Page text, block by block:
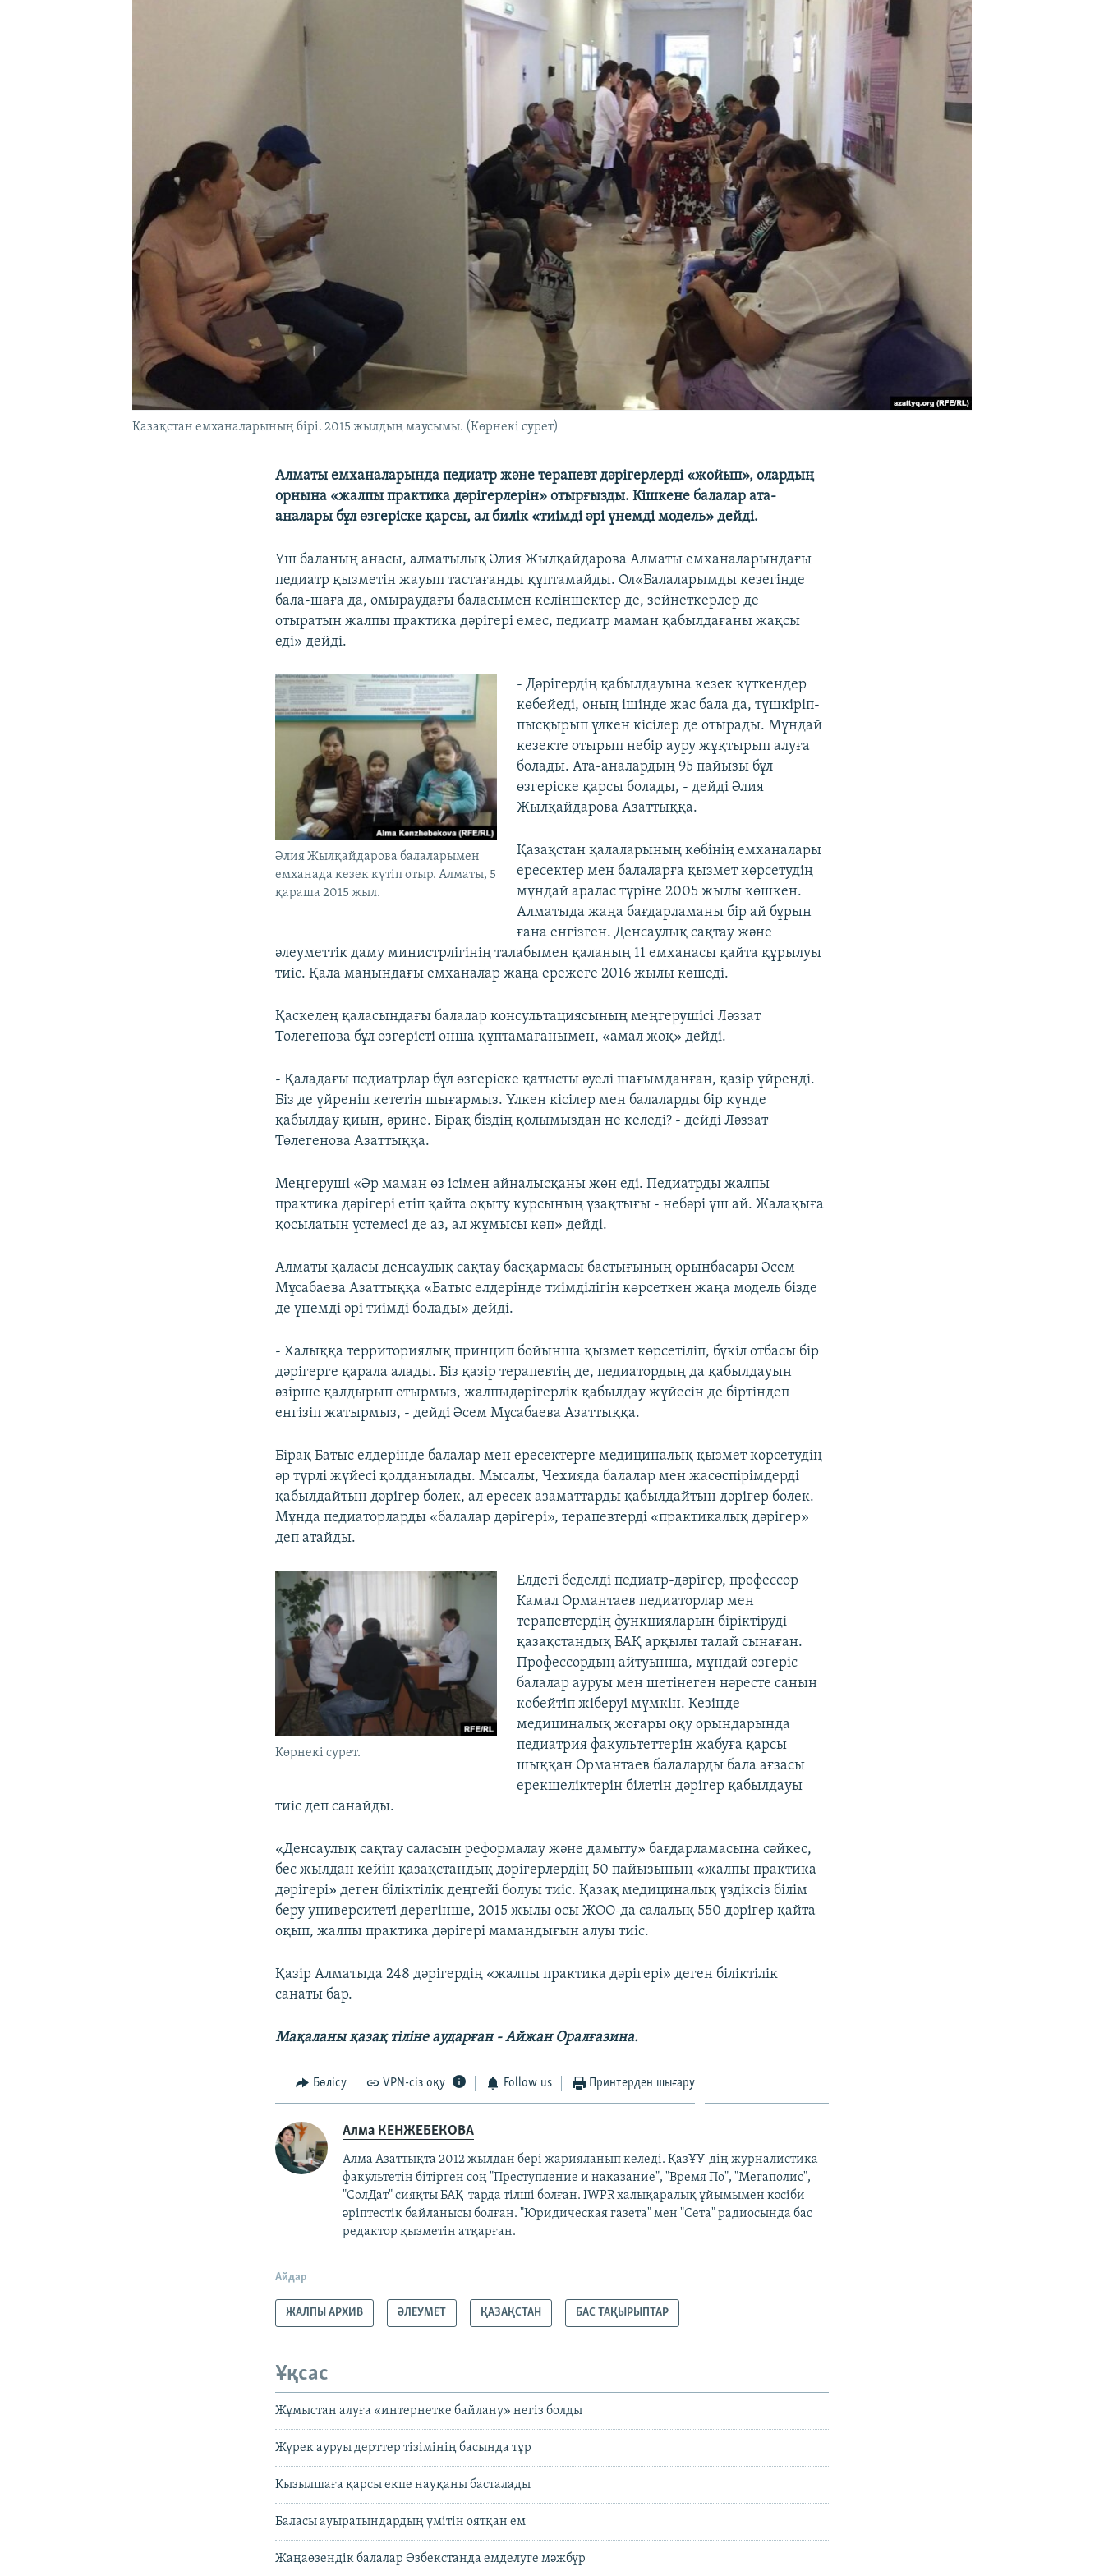
Қазақстан емханаларының бірі. 2015 жылдың маусымы. (Көрнекі сурет)
Алматы емханаларында педиатр және терапевт дәрігерлерді «жойып», олардың
орнына «жалпы практика дәрігерлерін» отырғызды. Кішкене балалар ата-
аналары бұл өзгеріске қарсы, ал билік «тиімді әрі үнемді модель» дейді.
Үш баланың анасы, алматылық Әлия Жылқайдарова Алматы емханаларындағы
педиатр қызметін жауып тастағанды құптамайды. Ол«Балаларымды кезегінде
бала-шаға да, омыраудағы баласымен келіншектер де, зейнеткерлер де
отыратын жалпы практика дәрігері емес, педиатр маман қабылдағаны жақсы
еді» дейді.
Әлия Жылқайдарова балаларымен
емханада кезек күтіп отыр. Алматы, 5
қараша 2015 жыл.
- Дәрігердің қабылдауына кезек күткендер
көбейеді, оның ішінде жас бала да, түшкіріп-
пысқырып үлкен кісілер де отырады. Мұндай
кезекте отырып небір ауру жұқтырып алуға
болады. Ата-аналардың 95 пайызы бұл
өзгеріске қарсы болады, - дейді Әлия
Жылқайдарова Азаттыққа.
Қазақстан қалаларының көбінің емханалары
ересектер мен балаларға қызмет көрсетудің
мұндай аралас түріне 2005 жылы көшкен.
Алматыда жаңа бағдарламаны бір ай бұрын
ғана енгізген. Денсаулық сақтау және
әлеуметтік даму министрлігінің талабымен қаланың 11 емханасы қайта құрылуы
тиіс. Қала маңындағы емханалар жаңа ережеге 2016 жылы көшеді.
Қаскелең қаласындағы балалар консультациясының меңгерушісі Ләззат
Төлегенова бұл өзгерісті онша құптамағанымен, «амал жоқ» дейді.
- Қаладағы педиатрлар бұл өзгеріске қатысты әуелі шағымданған, қазір үйренді.
Біз де үйреніп кететін шығармыз. Үлкен кісілер мен балаларды бір күнде
қабылдау қиын, әрине. Бірақ біздің қолымыздан не келеді? - дейді Ләззат
Төлегенова Азаттыққа.
Меңгеруші «Әр маман өз ісімен айналысқаны жөн еді. Педиатрды жалпы
практика дәрігері етіп қайта оқыту курсының ұзақтығы - небәрі үш ай. Жалақыға
қосылатын үстемесі де аз, ал жұмысы көп» дейді.
Алматы қаласы денсаулық сақтау басқармасы бастығының орынбасары Әсем
Мұсабаева Азаттыққа «Батыс елдерінде тиімділігін көрсеткен жаңа модель бізде
де үнемді әрі тиімді болады» дейді.
- Халыққа территориялық принцип бойынша қызмет көрсетіліп, бүкіл отбасы бір
дәрігерге қарала алады. Біз қазір терапевтің де, педиатордың да қабылдауын
әзірше қалдырып отырмыз, жалпыдәрігерлік қабылдау жүйесін де біртіндеп
енгізіп жатырмыз, - дейді Әсем Мұсабаева Азаттыққа.
Бірақ Батыс елдерінде балалар мен ересектерге медициналық қызмет көрсетудің
әр түрлі жүйесі қолданылады. Мысалы, Чехияда балалар мен жасөспірімдерді
қабылдайтын дәрігер бөлек, ал ересек азаматтарды қабылдайтын дәрігер бөлек.
Мұнда педиаторларды «балалар дәрігері», терапевтерді «практикалық дәрігер»
деп атайды.
Көрнекі сурет.
Елдегі беделді педиатр-дәрігер, профессор
Камал Ормантаев педиаторлар мен
терапевтердің функцияларын біріктіруді
қазақстандық БАҚ арқылы талай сынаған.
Профессордың айтуынша, мұндай өзгеріс
балалар ауруы мен шетінеген нәресте санын
көбейтіп жіберуі мүмкін. Кезінде
медициналық жоғары оқу орындарында
педиатрия факультеттерін жабуға қарсы
шыққан Ормантаев балаларды бала ағзасы
ерекшеліктерін білетін дәрігер қабылдауы
тиіс деп санайды.
«Денсаулық сақтау саласын реформалау және дамыту» бағдарламасына сәйкес,
бес жылдан кейін қазақстандық дәрігерлердің 50 пайызының «жалпы практика
дәрігері» деген біліктілік деңгейі болуы тиіс. Қазақ медициналық үздіксіз білім
беру университеті дерегінше, 2015 жылы осы ЖОО-да салалық 550 дәрігер қайта
оқып, жалпы практика дәрігері мамандығын алуы тиіс.
Қазір Алматыда 248 дәрігердің «жалпы практика дәрігері» деген біліктілік
санаты бар.
Мақаланы қазақ тіліне аударған - Айжан Оралғазина.
Бөлісу VPN-сіз оқу Follow us Принтерден шығару
Алма КЕНЖЕБЕКОВА
Алма Азаттықта 2012 жылдан бері жарияланып келеді. ҚазҰУ-дің журналистика
факультетін бітірген соң "Преступление и наказание", "Время По", "Мегаполис",
"СолДат" сияқты БАҚ-тарда тілші болған. IWPR халықаралық ұйымымен кәсіби
әріптестік байланысы болған. "Юридическая газета" мен "Сета" радиосында бас
редактор қызметін атқарған.​
Айдар
ЖАЛПЫ АРХИВ ӘЛЕУМЕТ ҚАЗАҚСТАН БАС ТАҚЫРЫПТАР
Ұқсас
Жұмыстан алуға «интернетке байлану» негіз болды
Жүрек ауруы дерттер тізімінің басында тұр
Қызылшаға қарсы екпе науқаны басталады
Баласы ауыратындардың үмітін оятқан ем
Жаңаөзендік балалар Өзбекстанда емделуге мәжбүр